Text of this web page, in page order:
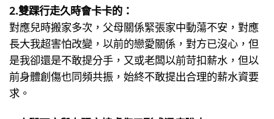
2.雙踝行走久時會卡卡的：
對應兒時搬家多次，父母關係緊張家中動蕩不安，對應
長大我超害怕改變，以前的戀愛關係，對方已沒心，但
是我卻還是不敢提分手，又或老闆以前苛扣薪水，但以
前身體創傷也同頻共振，始終不敢提出合理的薪水資要
求。